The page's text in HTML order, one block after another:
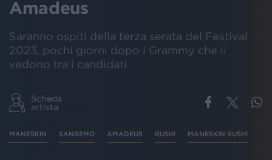
Amadeus
Saranno ospiti della terza serata del Festival
2023, pochi giorni dopo i Grammy che li
vedono tra i candidati
Scheda
artista
MANESKIN SANREMO AMADEUS RUSH! MANESKIN RUSH!